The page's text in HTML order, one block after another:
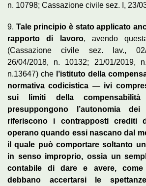
n. 10798; Cassazione civile sez. I, 23/
9. Tale principio è stato applicato
rapporto di lavoro, avendo
(Cassazione civile sez. lav., 02/
26/04/2018, n. 10132; 21/01/2019,
n.13647) che l’istituto della
normativa codicistica — ivi
sui limiti della
presuppongono l’autonomia
riferiscono i contrapposti crediti
operano quando essi nascano dal
il quale può comportare soltanto
in senso improprio, ossia un
contabile di dare e avere, come
debbano accertarsi le